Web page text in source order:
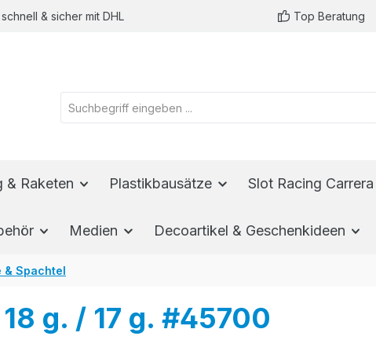
& sicher mit DHL Top Beratung
& Raketen Plastikbausätze Slot Racing
Medien Decoartikel & Geschenkideen
& Spachtel
g. / 17 g. #45700